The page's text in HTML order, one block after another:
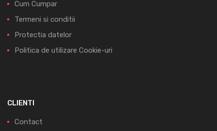
Cum Cumpar
Termeni si conditii
Protectia datelor
Politica de utilizare Cookie-uri
CLIENTI
Contact